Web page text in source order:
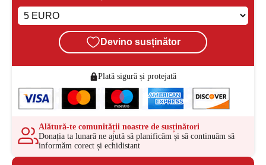
Devino susținător
Plată sigură și protejată
Alătură-te comunității noastre de susținători
Donația ta lunară ne ajută să planificăm și să continuăm să
informăm corect și echidistant